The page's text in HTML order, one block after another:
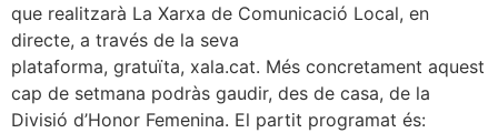
que realitzarà La Xarxa de Comunicació Local, en
directe, a través de la seva
plataforma, gratuïta, xala.cat. Més concretament aquest
cap de setmana podràs gaudir, des de casa, de la
Divisió d’Honor Femenina. El partit programat és: